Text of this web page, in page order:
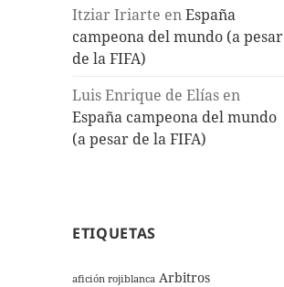
Itziar Iriarte enEspaña
campeona del mundo (a pesar
de la FIFA)
Luis Enrique de Elías en
España campeona del mundo
(a pesar de la FIFA)
ETIQUETAS
afición rojiblanca Arbitros